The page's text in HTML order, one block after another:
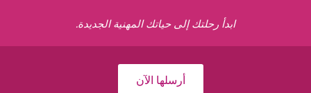
ابدأ رحلتك إلى حياتك المهنية الجديدة.
أرسلها الآن